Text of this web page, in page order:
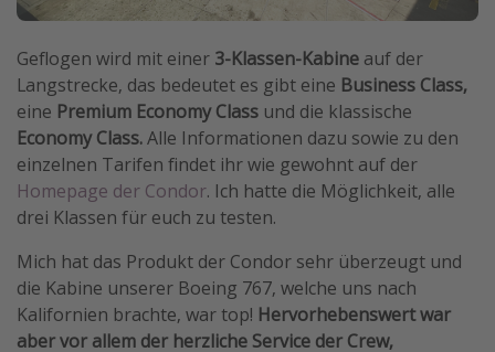
Geflogen wird mit einer 3-Klassen-Kabine auf der
Langstrecke, das bedeutet es gibt eine Business Class,
eine Premium Economy Class und die klassische
Economy Class.Alle Informationen dazu sowie zu den
einzelnen Tarifen findet ihr wie gewohnt auf der
Homepage der Condor. Ich hatte die Möglichkeit, alle
drei Klassen für euch zu testen.
Mich hat das Produkt der Condor sehr überzeugt und
die Kabine unserer Boeing 767, welche uns nach
Kalifornien brachte, war top! Hervorhebenswert war
aber vor allem der herzliche Service der Crew,